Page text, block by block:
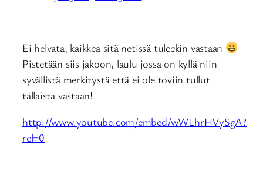
Ei helvata, kaikkea sitä netissä tuleekin vastaan
Pistetään siis jakoon, laulu jossa on kyllä niin
syvällistä merkitystä että ei ole toviin tullut
tällaista vastaan!
http://www.youtube.com/embed/wWLhrHVySgA?
rel=0